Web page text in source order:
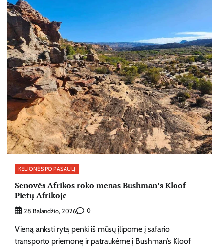
KELIONĖS PO PASAULĮ
Senovės Afrikos roko menas Bushman’s Kloof
Pietų Afrikoje
28 Balandžio, 2026 0
Vieną anksti rytą penki iš mūsų įlipome į safario
transporto priemonę ir patraukėme į Bushman’s Kloof